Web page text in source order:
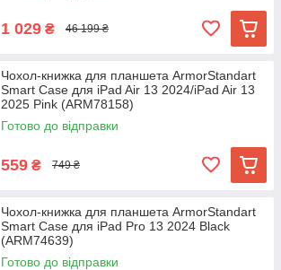
1 029 ₴ 46 199 ₴
Чохол-книжка для планшета ArmorStandart
Smart Case для iPad Air 13 2024/iPad Air 13
2025 Pink (ARM78158)
Готово до відправки
559 ₴ 749 ₴
Чохол-книжка для планшета ArmorStandart
Smart Case для iPad Pro 13 2024 Black
(ARM74639)
Готово до відправки